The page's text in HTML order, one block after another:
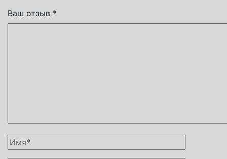
Ваш отзыв *